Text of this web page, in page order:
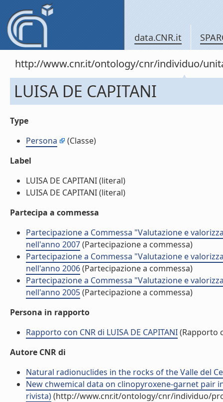
data.CNR.it
http://www.cnr.it/ontology/cnr/individuo/
LUISA DE CAPITANI
Type
Persona
(Classe)
Label
LUISA DE CAPITANI (literal)
LUISA DE CAPITANI (literal)
Partecipa a commessa
Partecipazione a Commessa "Valutazione e
nell'anno 2007(Partecipazione a commessa)
Partecipazione a Commessa "Valutazione e
nell'anno 2006(Partecipazione a commessa)
Partecipazione a Commessa "Valutazione e
nell'anno 2005(Partecipazione a commessa)
Persona in rapporto
Rapporto con CNR di LUISA DE CAPITANI(Rapporto
Autore CNR di
Natural radionuclides in the rocks of the Valle del
New chwemical data on clinopyroxene-garnet pair
rivista)(http://www.cnr.it/ontology/cnr/individuo/